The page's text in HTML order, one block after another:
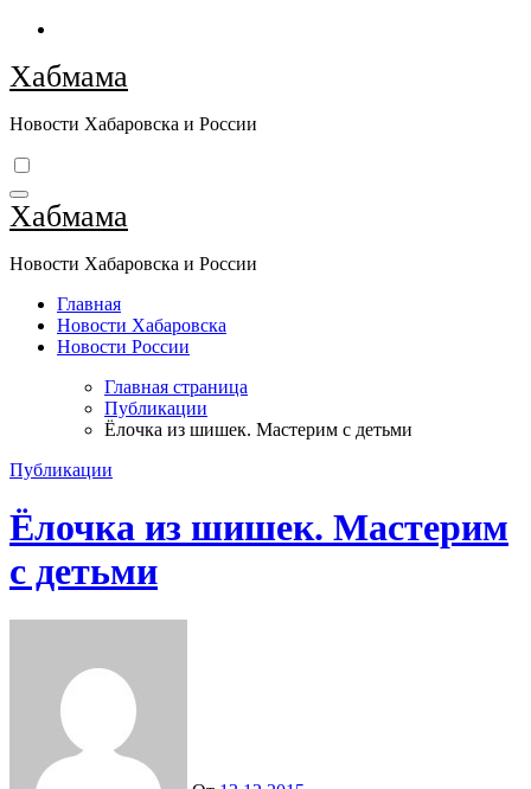
Перейти
содержимому
Хабмама
Новости Хабаровска и России
Хабмама
Новости Хабаровска и России
Главная
Новости Хабаровска
Новости России
Главная страница
Публикации
Ёлочка из шишек. Мастерим с детьми
Публикации
Ёлочка из шишек. Мастерим
с детьми